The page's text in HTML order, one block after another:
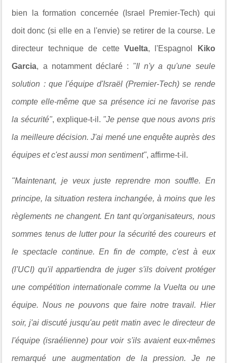
bien la formation concernée (Israel Premier-Tech) qui
doit donc (si elle en a l'envie) se retirer de la course. Le
directeur technique de cette Vuelta, l'Espagnol Kiko
Garcia, a notamment déclaré : "Il n'y a qu'une seule
solution : que l'équipe d'Israël (Premier-Tech) se rende
compte elle-même que sa présence ici ne favorise pas
la sécurité", explique-t-il. "Je pense que nous avons pris
la meilleure décision. J'ai mené une enquête auprès des
équipes et c'est aussi mon sentiment", affirme-t-il.
"Maintenant, je veux juste reprendre mon souffle. En
principe, la situation restera inchangée, à moins que les
règlements ne changent. En tant qu'organisateurs, nous
sommes tenus de lutter pour la sécurité des coureurs et
le spectacle continue. En fin de compte, c'est à eux
(l'UCI) qu'il appartiendra de juger s'ils doivent protéger
une compétition internationale comme la Vuelta ou une
équipe. Nous ne pouvons que faire notre travail. Hier
soir, j'ai discuté jusqu'au petit matin avec le directeur de
l'équipe (israélienne) pour voir s'ils avaient eux-mêmes
remarqué une augmentation de la pression. Je ne